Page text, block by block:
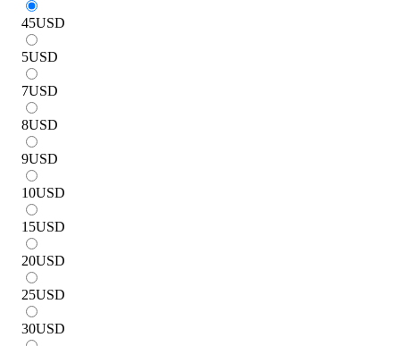
45USD
5USD
7USD
8USD
9USD
10USD
15USD
20USD
25USD
30USD